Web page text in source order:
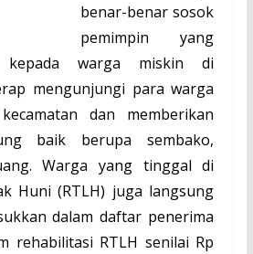
benar-benar sosok
pemimpin yang
kepada warga miskin di
mengunjungi para warga
dan memberikan
baik berupa sembako,
Warga yang tinggal di
Huni (RTLH) juga langsung
dalam daftar penerima
rehabilitasi RTLH senilai Rp